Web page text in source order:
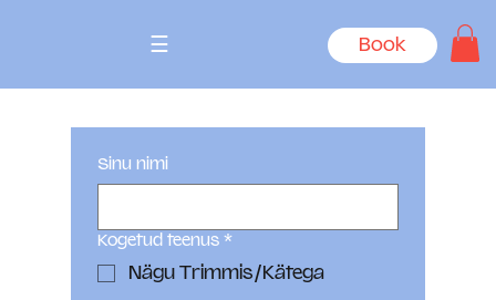
☰ Book
Sinu nimi
Kogetud teenus *
Nägu Trimmis/Kätega